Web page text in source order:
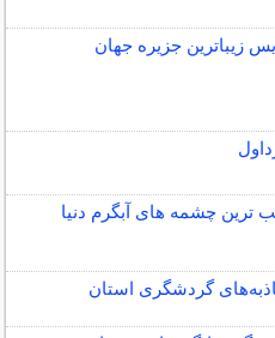
زیباترین جزیره جهان
ترین چشمه های آبگرم دنیا
جاذبه‌های گردشگری استان